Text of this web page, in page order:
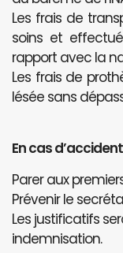
Les frais de
soins et
rapport avec la
Les frais de
lésée sans
En cas
Parer aux
Prévenir le
Les justificatifs
indemnisation.